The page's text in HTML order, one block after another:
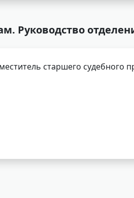
Руководство
старшего судебного